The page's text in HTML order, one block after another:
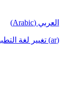
العربي (Arabic)
(ar) تغيير لغة التطبيق إلى العربية